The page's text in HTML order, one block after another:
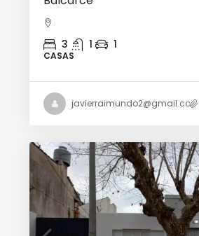
3 1 1
CASAS
javierraimundo2@gmail.com